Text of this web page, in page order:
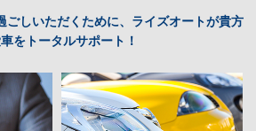
ごしいただくために、ライズオートが貴方
をトータルサポート！